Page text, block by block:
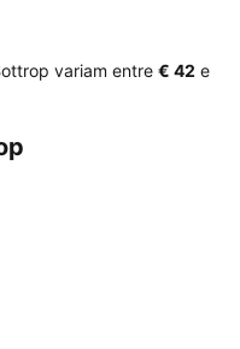
variam entre ‎€ 42 e